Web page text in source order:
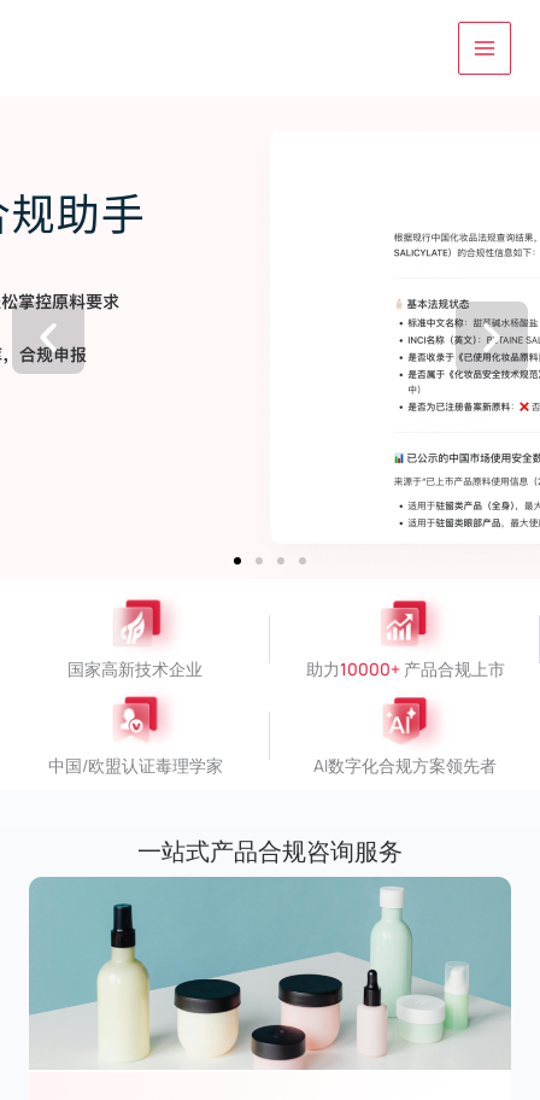
国家高新技术企业 助力​10000+产品合规上市​
中国/欧盟认证毒理学家 AI数字化合规方案领先者
一站式产品合规咨询服务